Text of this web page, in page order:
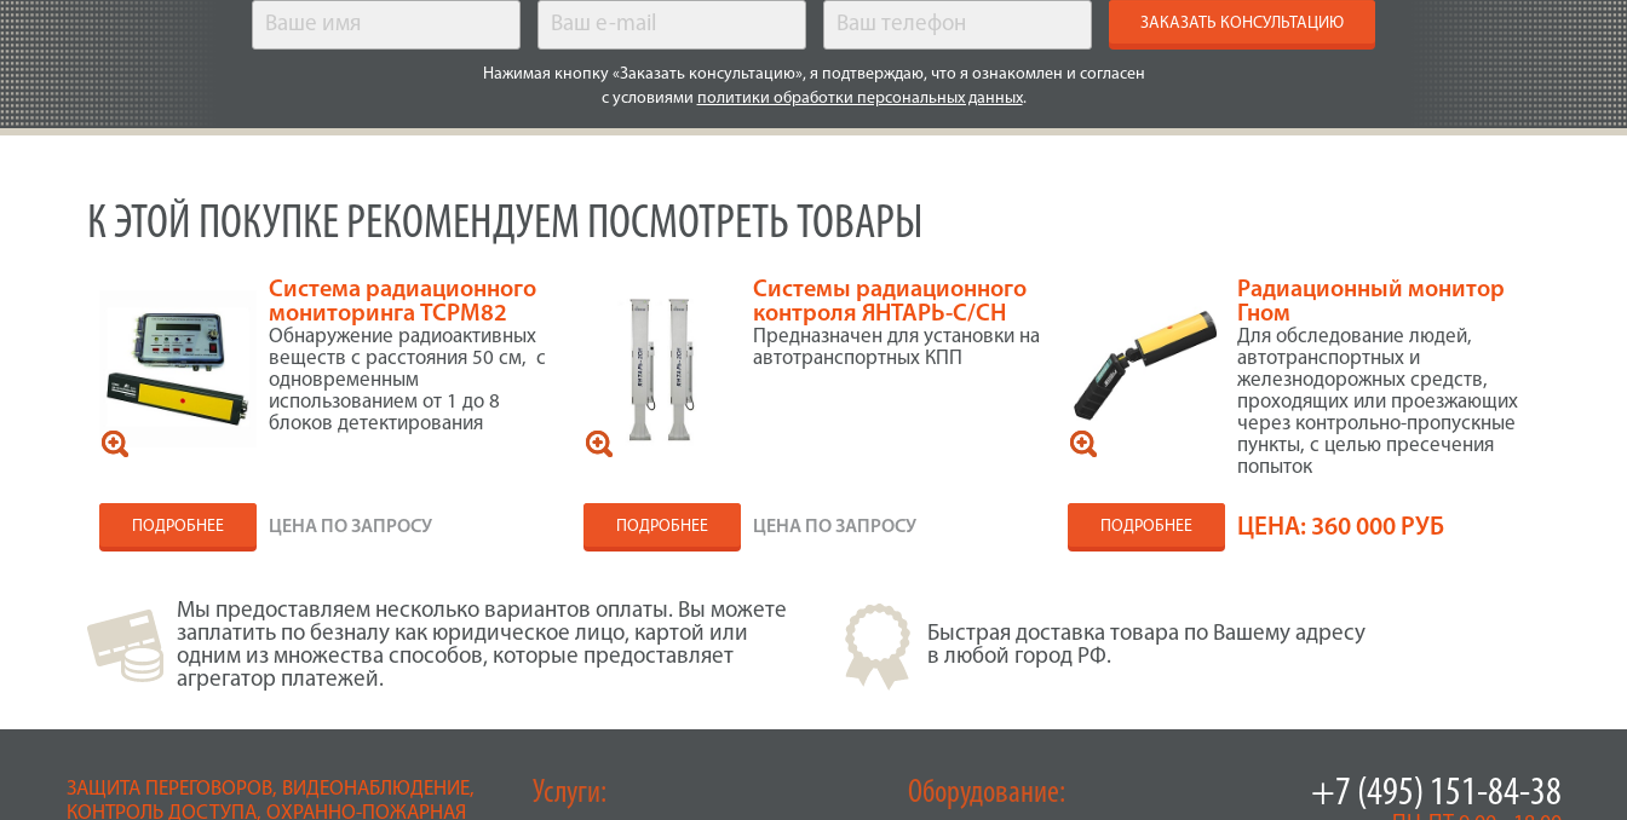
ЗАКАЗАТЬ КОНСУЛЬТАЦИЮ
Нажимая кнопку «Заказать консультацию», я подтверждаю, что я ознакомлен и согласен
с условиями политики обработки персональных данных.
К ЭТОЙ ПОКУПКЕ РЕКОМЕНДУЕМ ПОСМОТРЕТЬ ТОВАРЫ
Система радиационного
мониторинга ТСРМ82
Обнаружение радиоактивных
веществ с расстояния 50 см, с
одновременным
использованием от 1 до 8
блоков детектирования
ПОДРОБНЕЕ ЦЕНА ПО ЗАПРОСУ
Системы радиационного
контроля ЯНТАРЬ-С/СН
Предназначен для установки на
автотранспортных КПП
ПОДРОБНЕЕ ЦЕНА ПО ЗАПРОСУ
Радиационный монитор
Гном
Для обследование людей,
автотранспортных и
железнодорожных средств,
проходящих или проезжающих
через контрольно-пропускные
пункты, с целью пресечения
попыток
ПОДРОБНЕЕ ЦЕНА: 360 000 РУБ
Мы предоставляем несколько вариантов оплаты. Вы можете
заплатить по безналу как юридическое лицо, картой или
одним из множества способов, которые предоставляет
агрегатор платежей.
Быстрая доставка товара по Вашему адресу
в любой город РФ.
ЗАЩИТА ПЕРЕГОВОРОВ, ВИДЕОНАБЛЮДЕНИЕ,
КОНТРОЛЬ ДОСТУПА, ОХРАННО-ПОЖАРНАЯ
Услуги:
+7 (495) 151-84-38
Оборудование: